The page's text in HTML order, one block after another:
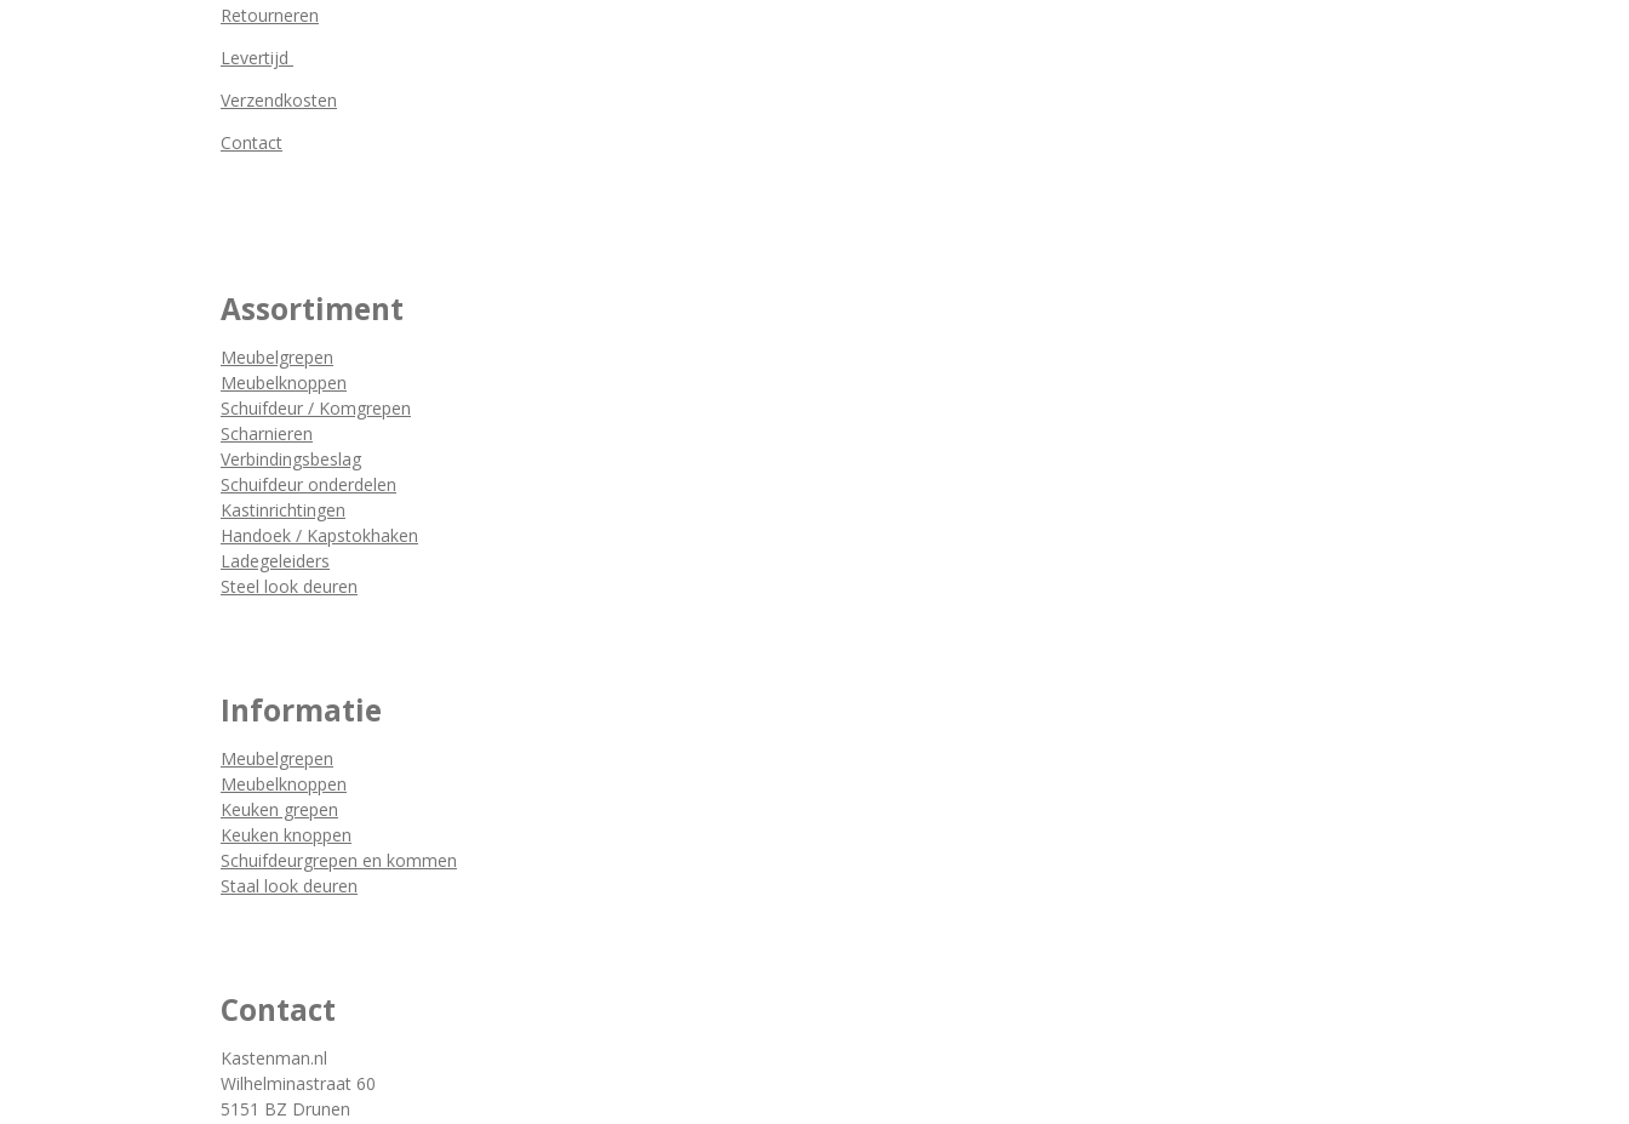
Retourneren
Levertijd
Verzendkosten
Contact
Assortiment
Meubelgrepen
Meubelknoppen
Schuifdeur / Komgrepen
Scharnieren
Verbindingsbeslag
Schuifdeur onderdelen
Kastinrichtingen
Handoek / Kapstokhaken
Ladegeleiders
Steel look deuren
Informatie
Meubelgrepen
Meubelknoppen
Keuken grepen
Keuken knoppen
Schuifdeurgrepen en kommen
Staal look deuren
Contact
Kastenman.nl
Wilhelminastraat 60
5151 BZ Drunen